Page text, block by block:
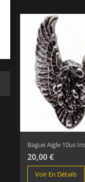
Bague Aigle 10us
20,00 €
Voir En Détails